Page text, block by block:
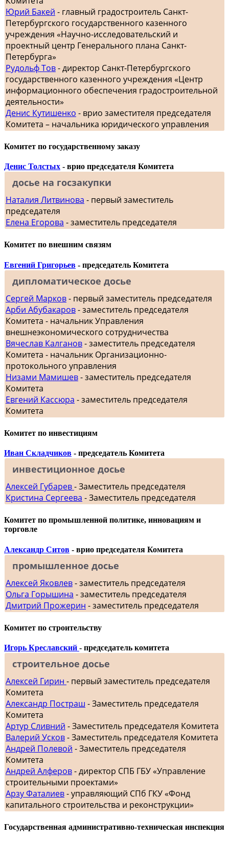
Юрий Бакей - главный градостроитель Санкт-
Петербургского государственного казенного
учреждения «Научно-исследовательский и
проектный центр Генерального плана Санкт-
Петербурга»
Рудольф Тов- директор Санкт-Петербургского
государственного казенного учреждения «Центр
информационного обеспечения градостроительной
деятельности»
Денис Кутишенко - врио заместителя председателя
Комитета – начальника юридического управления
Комитет по государственному заказу
Денис Толстых - врио председателя Комитета
досье на госзакупки
Наталия Литвинова - первый заместитель
председателя
Елена Егорова - заместитель председателя
Комитет по внешним связям
Евгений Григорьев - председатель Комитета
дипломатическое досье
Сергей Марков- первый заместитель председателя
Арби Абубакаров- заместитель председателя
Комитета - начальник Управления
внешнеэкономического сотрудничества
Вячеслав Калганов- заместитель председателя
Комитета - начальник Организационно-
протокольного управления
Низами Мамишев- заместитель председателя
Комитета
Евгений Кассюра - заместитель председателя
Комитета
Комитет по инвестициям
Иван Складчиков - председатель Комитета
инвестиционное досье
Алексей Губарев- Заместитель председателя
Кристина Сергеева - Заместитель председателя
Комитет по промышленной политике, инновациям и
торговле
Александр Ситов - врио председателя Комитета
промышленное досье
Алексей Яковлев- заместитель председателя
Ольга Горышина - заместитель председателя
Дмитрий Прожерин - заместитель председателя
Комитет по строительству
Игорь Креславский - председатель комитета
строительное досье
Алексей Гирин - первый заместитель председателя
Комитета
Александр Постраш - Заместитель председателя
Комитета
Артур Сливний - Заместитель председателя Комитета
Валерий Усков- Заместитель председателя Комитета
Андрей Полевой - Заместитель председателя
Комитета
Андрей Алферов- директор СПБ ГБУ «Управление
строительными проектами»
Арзу Фаталиев- управляющий СПб ГКУ «Фонд
капитального строительства и реконструкции»
Государственная административно-техническая инспекция